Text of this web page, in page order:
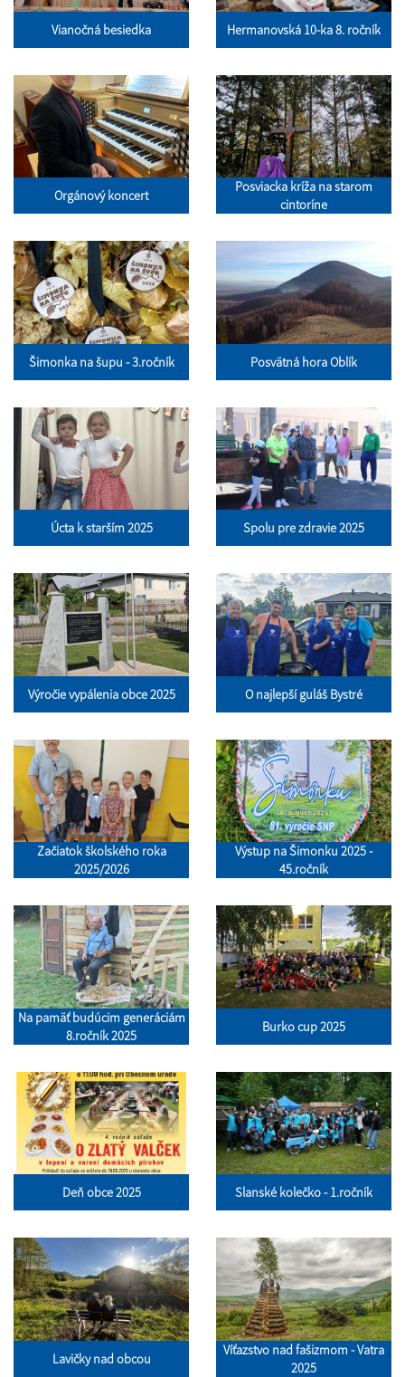
Vianočná besiedka Hermanovská 10-ka 8. ročník
Orgánový koncert
Posviacka kríža na starom
cintoríne
Šimonka na šupu - 3.ročník Posvätná hora Oblík
Úcta k starším 2025 Spolu pre zdravie 2025
Výročie vypálenia obce 2025 O najlepší guláš Bystré
Začiatok školského roka
2025/2026
Výstup na Šimonku 2025 -
45.ročník
Na pamäť budúcim generáciám
8.ročník 2025
Burko cup 2025
Deň obce 2025 Slanské kolečko - 1.ročník
Lavičky nad obcou
Víťazstvo nad fašizmom - Vatra
2025